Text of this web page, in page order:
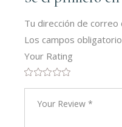
Tu dirección de correo
Los campos
Your Rating